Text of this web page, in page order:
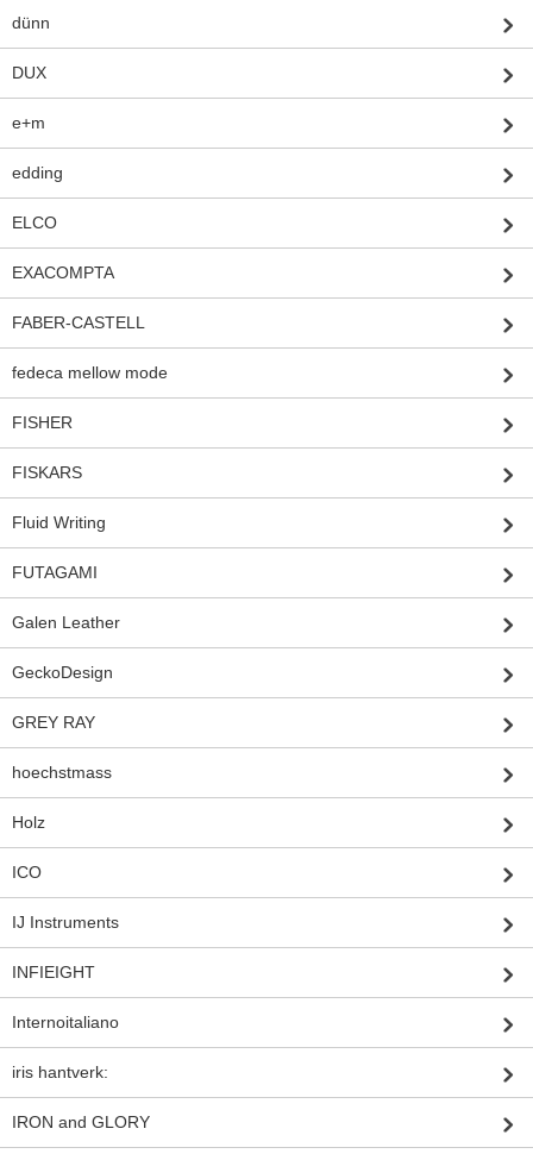
dünn
DUX
e+m
edding
ELCO
EXACOMPTA
FABER-CASTELL
fedeca mellow mode
FISHER
FISKARS
Fluid Writing
FUTAGAMI
Galen Leather
GeckoDesign
GREY RAY
hoechstmass
Holz
ICO
IJ Instruments
INFIEIGHT
Internoitaliano
iris hantverk:
IRON and GLORY